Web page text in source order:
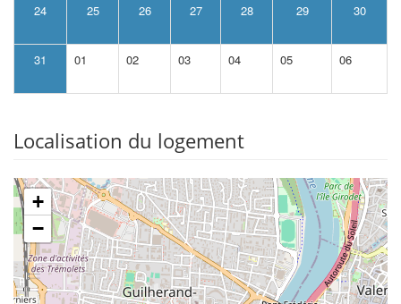
24 25 26 27 28 29 30
31 01 02 03 04 05 06
Localisation du logement
+
−